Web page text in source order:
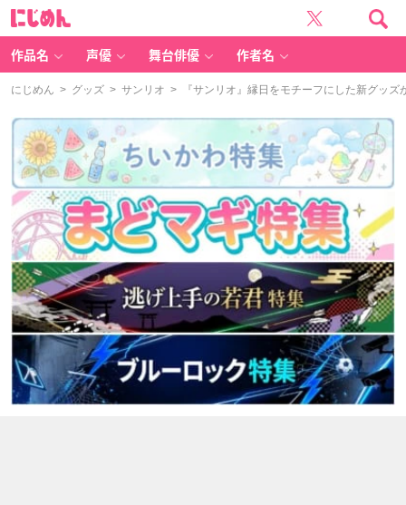
作品名 声優 舞台俳優 作者名
にじめん > グッズ > サンリオ > 『サンリオ』縁日をモチーフにした新グッズ